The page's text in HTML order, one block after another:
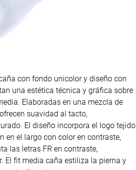
con fondo unicolor y diseño con
una estética técnica y gráfica sobre
Elaboradas en una mezcla de
suavidad al tacto,
El diseño incorpora el logo tejido
en el largo con color en contraste,
las letras FR en contraste,
El fit media caña estiliza la pierna y